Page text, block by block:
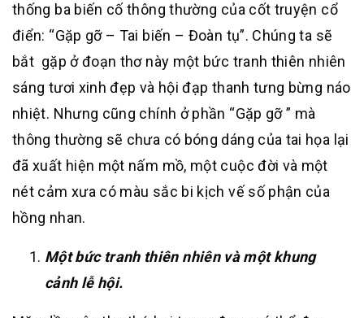
thống ba biến cố thông thường của cốt truyện cổ
điển: “Gặp gỡ – Tai biến – Đoàn tụ”. Chúng ta sẽ
bắt gặp ở đoạn thơ này một bức tranh thiên nhiên
sáng tươi xinh đẹp và hội đạp thanh tưng bừng náo
nhiệt. Nhưng cũng chính ở phần “Gặp gỡ ” mà
thông thường sẽ chưa có bóng dáng của tai họa lại
đã xuất hiện một nấm mồ, một cuộc đời và một
nét cảm xưa có màu sắc bi kịch vế số phận của
hồng nhan.
Một bức tranh thiên nhiên và một khung
cảnh lễ hội.